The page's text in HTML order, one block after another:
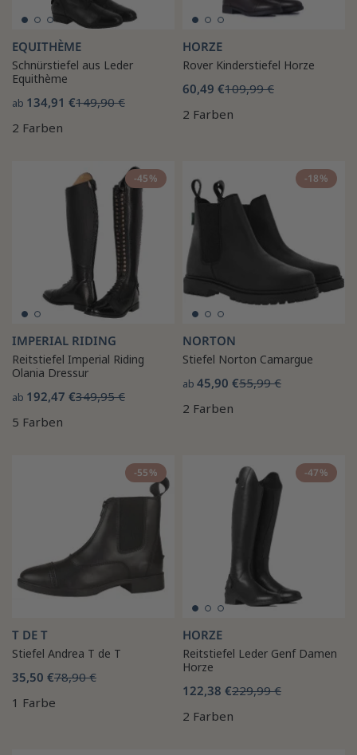
EQUITHÈME
Schnürstiefel aus Leder
Equithème
ab 134,91 €149,90 €
2 Farben
HORZE
Rover Kinderstiefel Horze
60,49 €109,99 €
2 Farben
-45%
IMPERIAL RIDING
Reitstiefel Imperial Riding
Olania Dressur
ab 192,47 €349,95 €
5 Farben
-18%
NORTON
Stiefel Norton Camargue
ab 45,90 €55,99 €
2 Farben
-55%
T DE T
Stiefel Andrea T de T
35,50 €78,90 €
1 Farbe
-47%
HORZE
Reitstiefel Leder Genf Damen
Horze
122,38 €229,99 €
2 Farben